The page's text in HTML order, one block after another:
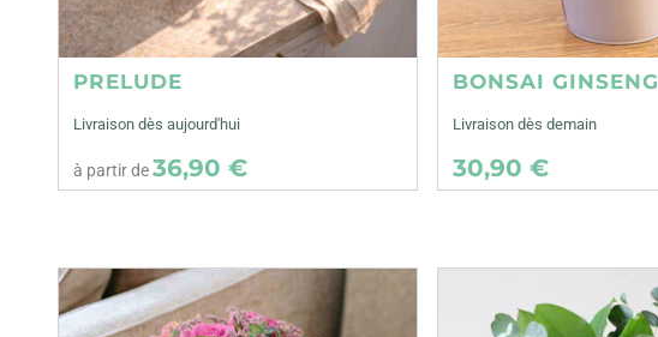
PRELUDE
Livraison dès aujourd'hui
à partir de36,90 €
BONSAI GINSENG
Livraison dès demain
30,90 €